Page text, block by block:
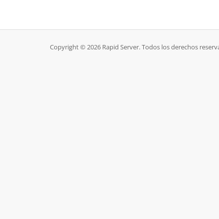
Copyright © 2026 Rapid Server. Todos los derechos